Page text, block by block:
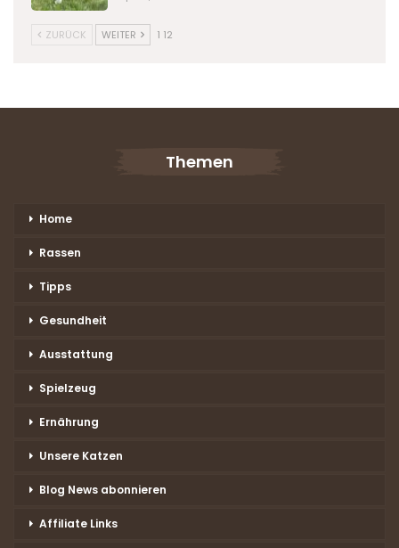
ZURÜCK WEITER 1 12
Themen
Home
Rassen
Tipps
Gesundheit
Ausstattung
Spielzeug
Ernährung
Unsere Katzen
Blog News abonnieren
Affiliate Links